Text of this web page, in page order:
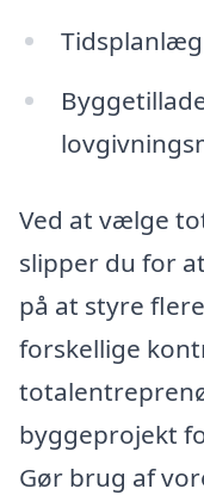
Ved at vælge
slipper du for
på at styre
forskellige
byggeprojekt
Gør brug af